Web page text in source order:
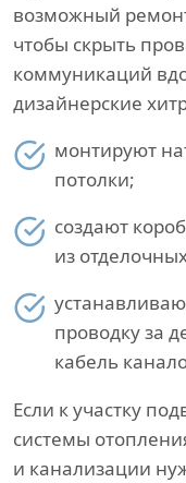
возможный
чтобы скрыть
коммуникаций
дизайнерские
монтируют
потолки;
создают
из
проводку за
кабель
Если к участку
системы
и канализации